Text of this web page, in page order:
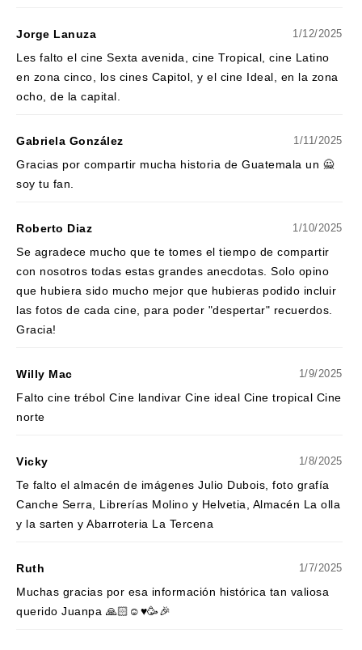
Jorge Lanuza 1/12/2025
Les falto el cine Sexta avenida, cine Tropical, cine Latino
en zona cinco, los cines Capitol, y el cine Ideal, en la zona
ocho, de la capital.
Gabriela González 1/11/2025
Gracias por compartir mucha historia de Guatemala un 🙅
soy tu fan.
Roberto Diaz 1/10/2025
Se agradece mucho que te tomes el tiempo de compartir
con nosotros todas estas grandes anecdotas. Solo opino
que hubiera sido mucho mejor que hubieras podido incluir
las fotos de cada cine, para poder "despertar" recuerdos.
Gracia!
Willy Mac 1/9/2025
Falto cine trébol Cine landivar Cine ideal Cine tropical Cine
norte
Vicky 1/8/2025
Te falto el almacén de imágenes Julio Dubois, foto grafía
Canche Serra, Librerías Molino y Helvetia, Almacén La olla
y la sarten y Abarroteria La Tercena
Ruth 1/7/2025
Muchas gracias por esa información histórica tan valiosa
querido Juanpa 🙏🏻☺️♥️🥳🎉